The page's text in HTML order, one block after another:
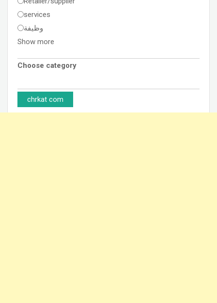
services
وظيفة
Show more
Choose category
chrkat com